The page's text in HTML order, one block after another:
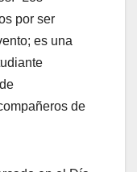
por ser
es una
de